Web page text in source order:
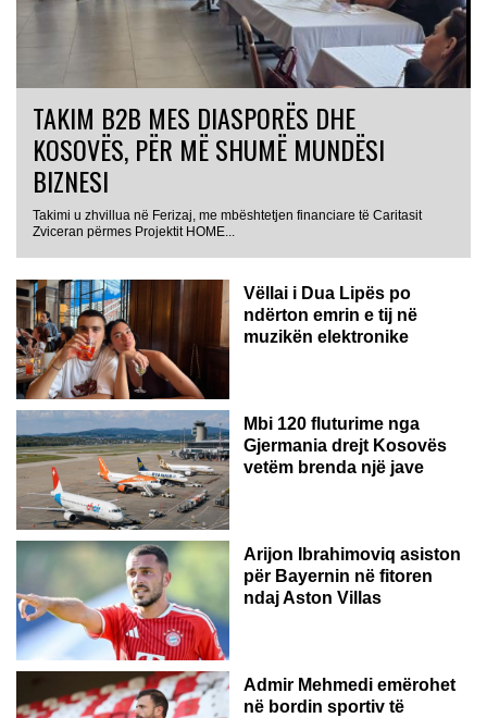
TAKIM B2B MES DIASPORËS DHE
KOSOVËS, PËR MË SHUMË MUNDËSI
BIZNESI
Takimi u zhvillua në Ferizaj, me mbështetjen financiare të Caritasit
Zviceran përmes Projektit HOME...
Vëllai i Dua Lipës po
ndërton emrin e tij në
muzikën elektronike
GJERMANI
Mbi 120 fluturime nga
Gjermania drejt Kosovës
vetëm brenda një jave
Arijon Ibrahimoviq asiston
për Bayernin në fitoren
ndaj Aston Villas
ZVICËR
Admir Mehmedi emërohet
në bordin sportiv të